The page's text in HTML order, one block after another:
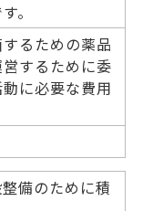
。
るための薬品
するために委
に必要な費用
備のために積